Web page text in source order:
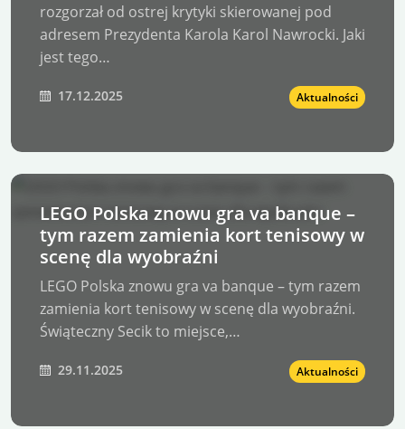
rozgorzał od ostrej krytyki skierowanej pod
adresem Prezydenta Karola Karol Nawrocki. Jaki
jest tego…
17.12.2025 Aktualności
LEGO Polska znowu gra va banque –
tym razem zamienia kort tenisowy w
scenę dla wyobraźni
LEGO Polska znowu gra va banque – tym razem
zamienia kort tenisowy w scenę dla wyobraźni.
Świąteczny Secik to miejsce,…
29.11.2025 Aktualności